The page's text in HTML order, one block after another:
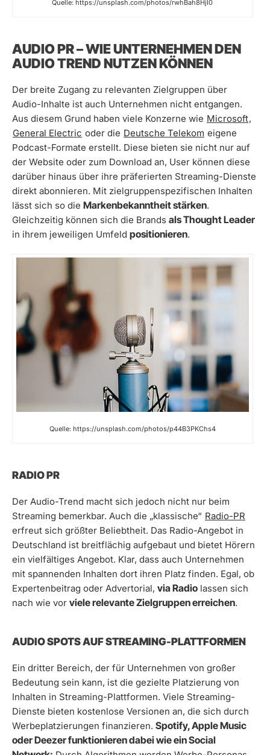
Quelle: https://unsplash.com/photos/rwhBah8HjI0
AUDIO PR – WIE UNTERNEHMEN DEN
AUDIO TREND NUTZEN KÖNNEN
Der breite Zugang zu relevanten Zielgruppen über
Audio-Inhalte ist auch Unternehmen nicht entgangen.
Aus diesem Grund haben viele Konzerne wie Microsoft,
General Electric oder die Deutsche Telekom eigene
Podcast-Formate erstellt. Diese bieten sie nicht nur auf
der Website oder zum Download an, User können diese
darüber hinaus über ihre präferierten Streaming-Dienste
direkt abonnieren. Mit zielgruppenspezifischen Inhalten
lässt sich so die Markenbekanntheit stärken.
Gleichzeitig können sich die Brands als Thought Leader
in ihrem jeweiligen Umfeld positionieren.
Quelle: https://unsplash.com/photos/p44B3PKChs4
RADIO PR
Der Audio-Trend macht sich jedoch nicht nur beim
Streaming bemerkbar. Auch die „klassische“ Radio-PR
erfreut sich größter Beliebtheit. Das Radio-Angebot in
Deutschland ist breitflächig aufgebaut und bietet Hörern
ein vielfältiges Angebot. Klar, dass auch Unternehmen
mit spannenden Inhalten dort ihren Platz finden. Egal, ob
Expertenbeitrag oder Advertorial, via Radio lassen sich
nach wie vor viele relevante Zielgruppen erreichen.
AUDIO SPOTS AUF STREAMING-PLATTFORMEN
Ein dritter Bereich, der für Unternehmen von großer
Bedeutung sein kann, ist die gezielte Platzierung von
Inhalten in Streaming-Plattformen. Viele Streaming-
Dienste bieten kostenlose Versionen an, die sich durch
Werbeplatzierungen finanzieren. Spotify, Apple Music
oder Deezer funktionieren dabei wie ein Social